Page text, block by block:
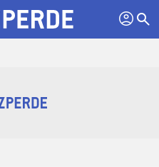
profil search